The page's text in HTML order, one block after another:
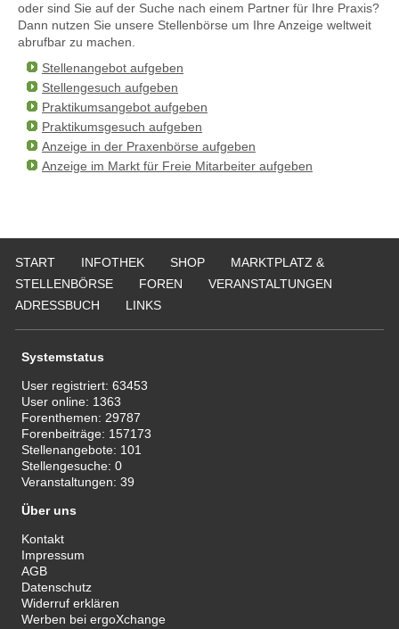
oder sind Sie auf der Suche nach einem Partner für Ihre Praxis?
Dann nutzen Sie unsere Stellenbörse um Ihre Anzeige weltweit
abrufbar zu machen.
Stellenangebot aufgeben
Stellengesuch aufgeben
Praktikumsangebot aufgeben
Praktikumsgesuch aufgeben
Anzeige in der Praxenbörse aufgeben
Anzeige im Markt für Freie Mitarbeiter aufgeben
START INFOTHEK SHOP
MARKTPLATZ &
STELLENBÖRSE
FOREN
VERANSTALTUNGEN
ADRESSBUCH
LINKS
Systemstatus
User registriert:63453
User online: 1363
Forenthemen: 29787
Forenbeiträge: 157173
Stellenangebote: 101
Stellengesuche:0
Veranstaltungen:39
Über uns
Kontakt
Impressum
AGB
Datenschutz
Widerruf erklären
Werben bei ergoXchange